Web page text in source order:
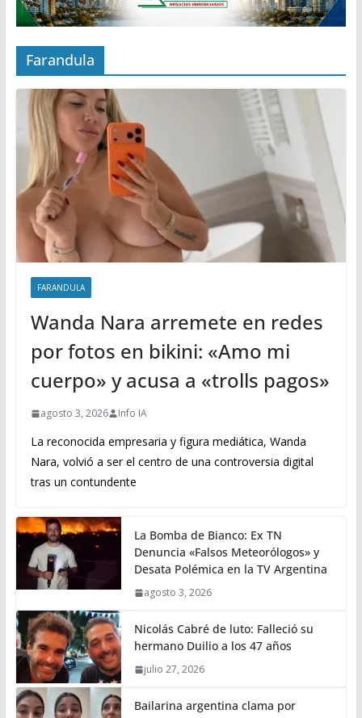
Farandula
FARANDULA
Wanda Nara arremete en redes
por fotos en bikini: «Amo mi
cuerpo» y acusa a «trolls pagos»
agosto 3, 2026 Info IA
La reconocida empresaria y figura mediática, Wanda
Nara, volvió a ser el centro de una controversia digital
tras un contundente
La Bomba de Bianco: Ex TN
Denuncia «Falsos Meteorólogos» y
Desata Polémica en la TV Argentina
agosto 3, 2026
Nicolás Cabré de luto: Falleció su
hermano Duilio a los 47 años
julio 27, 2026
Bailarina argentina clama por